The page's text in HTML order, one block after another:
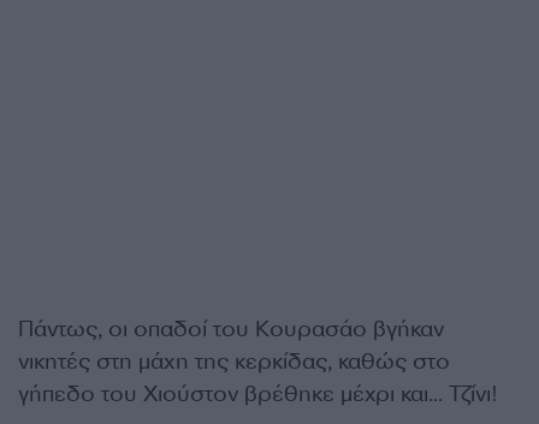
Πάντως, οι οπαδοί του Κουρασάο βγήκαν
νικητές στη μάχη της κερκίδας, καθώς στο
γήπεδο του Χιούστον βρέθηκε μέχρι και… Τζίνι!